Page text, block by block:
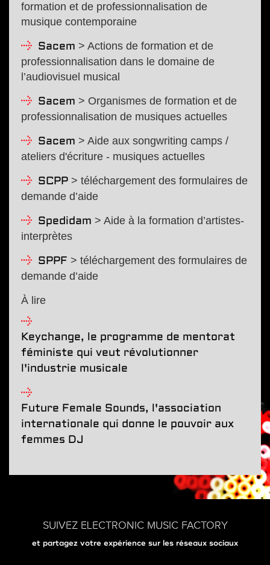
formation et de professionnalisation de
musique contemporaine
Sacem > Actions de formation et de
professionnalisation dans le domaine de
l’audiovisuel musical
Sacem > Organismes de formation et de
professionnalisation de musiques actuelles
Sacem > Aide aux songwriting camps /
ateliers d'écriture - musiques actuelles
SCPP > téléchargement des formulaires de
demande d’aide
Spedidam > Aide à la formation d’artistes-
interprètes
SPPF > téléchargement des formulaires de
demande d’aide
À lire
Keychange, le programme de mentorat
féministe qui veut révolutionner
l'industrie musicale
Future Female Sounds, l'association
internationale qui donne le pouvoir aux
femmes DJ
SUIVEZ ELECTRONIC MUSIC FACTORY
et partagez votre expérience sur les réseaux sociaux